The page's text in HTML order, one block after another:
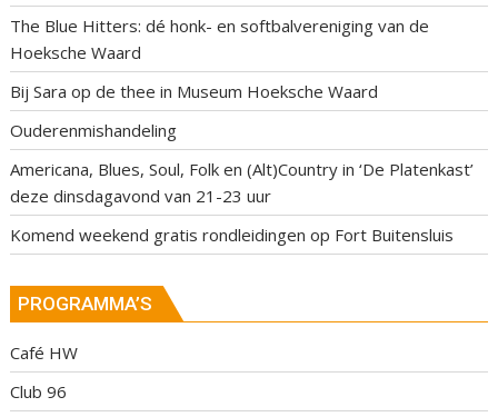
The Blue Hitters: dé honk- en softbalvereniging van de
Hoeksche Waard
Bij Sara op de thee in Museum Hoeksche Waard
Ouderenmishandeling
Americana, Blues, Soul, Folk en (Alt)Country in ‘De Platenkast’
deze dinsdagavond van 21-23 uur
Komend weekend gratis rondleidingen op Fort Buitensluis
PROGRAMMA’S
Café HW
Club 96